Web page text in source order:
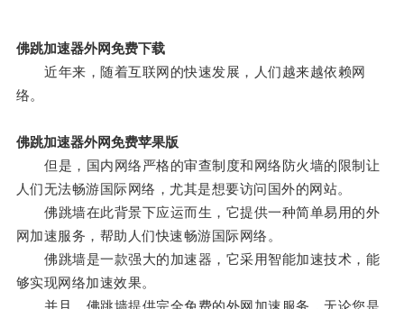
佛跳加速器外网免费下载
近年来，随着互联网的快速发展，人们越来越依赖网
络。
佛跳加速器外网免费苹果版
但是，国内网络严格的审查制度和网络防火墙的限制让
人们无法畅游国际网络，尤其是想要访问国外的网站。
佛跳墙在此背景下应运而生，它提供一种简单易用的外
网加速服务，帮助人们快速畅游国际网络。
佛跳墙是一款强大的加速器，它采用智能加速技术，能
够实现网络加速效果。